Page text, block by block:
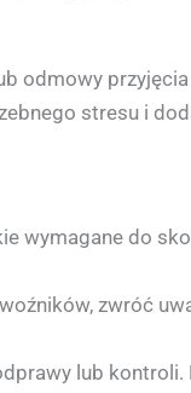
odmowy
stresu i
wymagane do
zwróć
lub kontroli.